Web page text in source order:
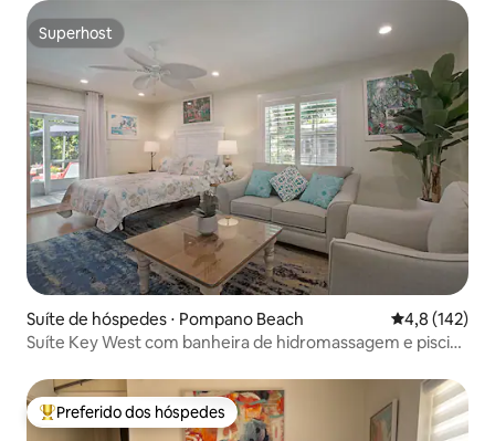
Superhost
Superhost
Suíte de hóspedes ⋅ Pompano Beach 4,8 de uma
4,8 (142)
Suíte Key West com banheira de hidromassagem e piscina
Entre os melhores preferidos dos hóspedes
Preferido dos hóspedes